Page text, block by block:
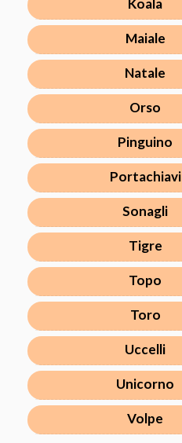
Koala
Maiale
Natale
Orso
Pinguino
Portachiavi
Sonagli
Tigre
Topo
Toro
Uccelli
Unicorno
Volpe